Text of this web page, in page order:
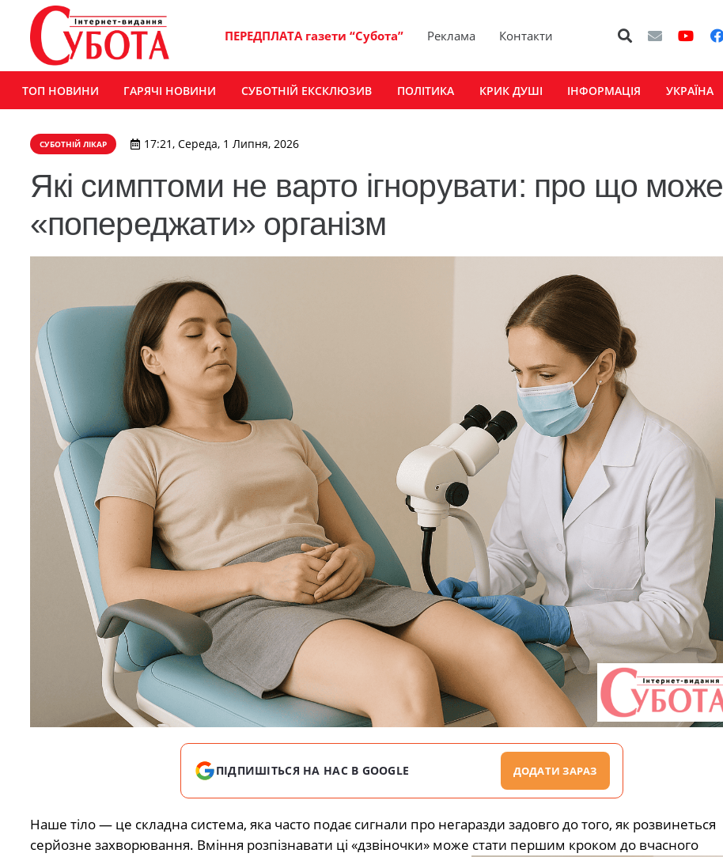
ПЕРЕДПЛАТА газети “Субота” Реклама Контакти
ТОП НОВИНИ ГАРЯЧІ НОВИНИ СУБОТНІЙ ЕКСКЛЮЗИВ ПОЛІТИКА КРИК ДУШІ ІНФОРМАЦІЯ УКРАЇНА
СУБОТНІЙ ЛІКАР 17:21, Середа, 1 Липня, 2026
Які симптоми не варто ігнорувати: про що може
«попереджати» організм
ПІДПИШІТЬСЯ НА НАС В GOOGLE ДОДАТИ ЗАРАЗ
Наше тіло — це складна система, яка часто подає сигнали про негаразди задовго до того, як розвинеться
серйозне захворювання. Вміння розпізнавати ці «дзвіночки» може стати першим кроком до вчасного